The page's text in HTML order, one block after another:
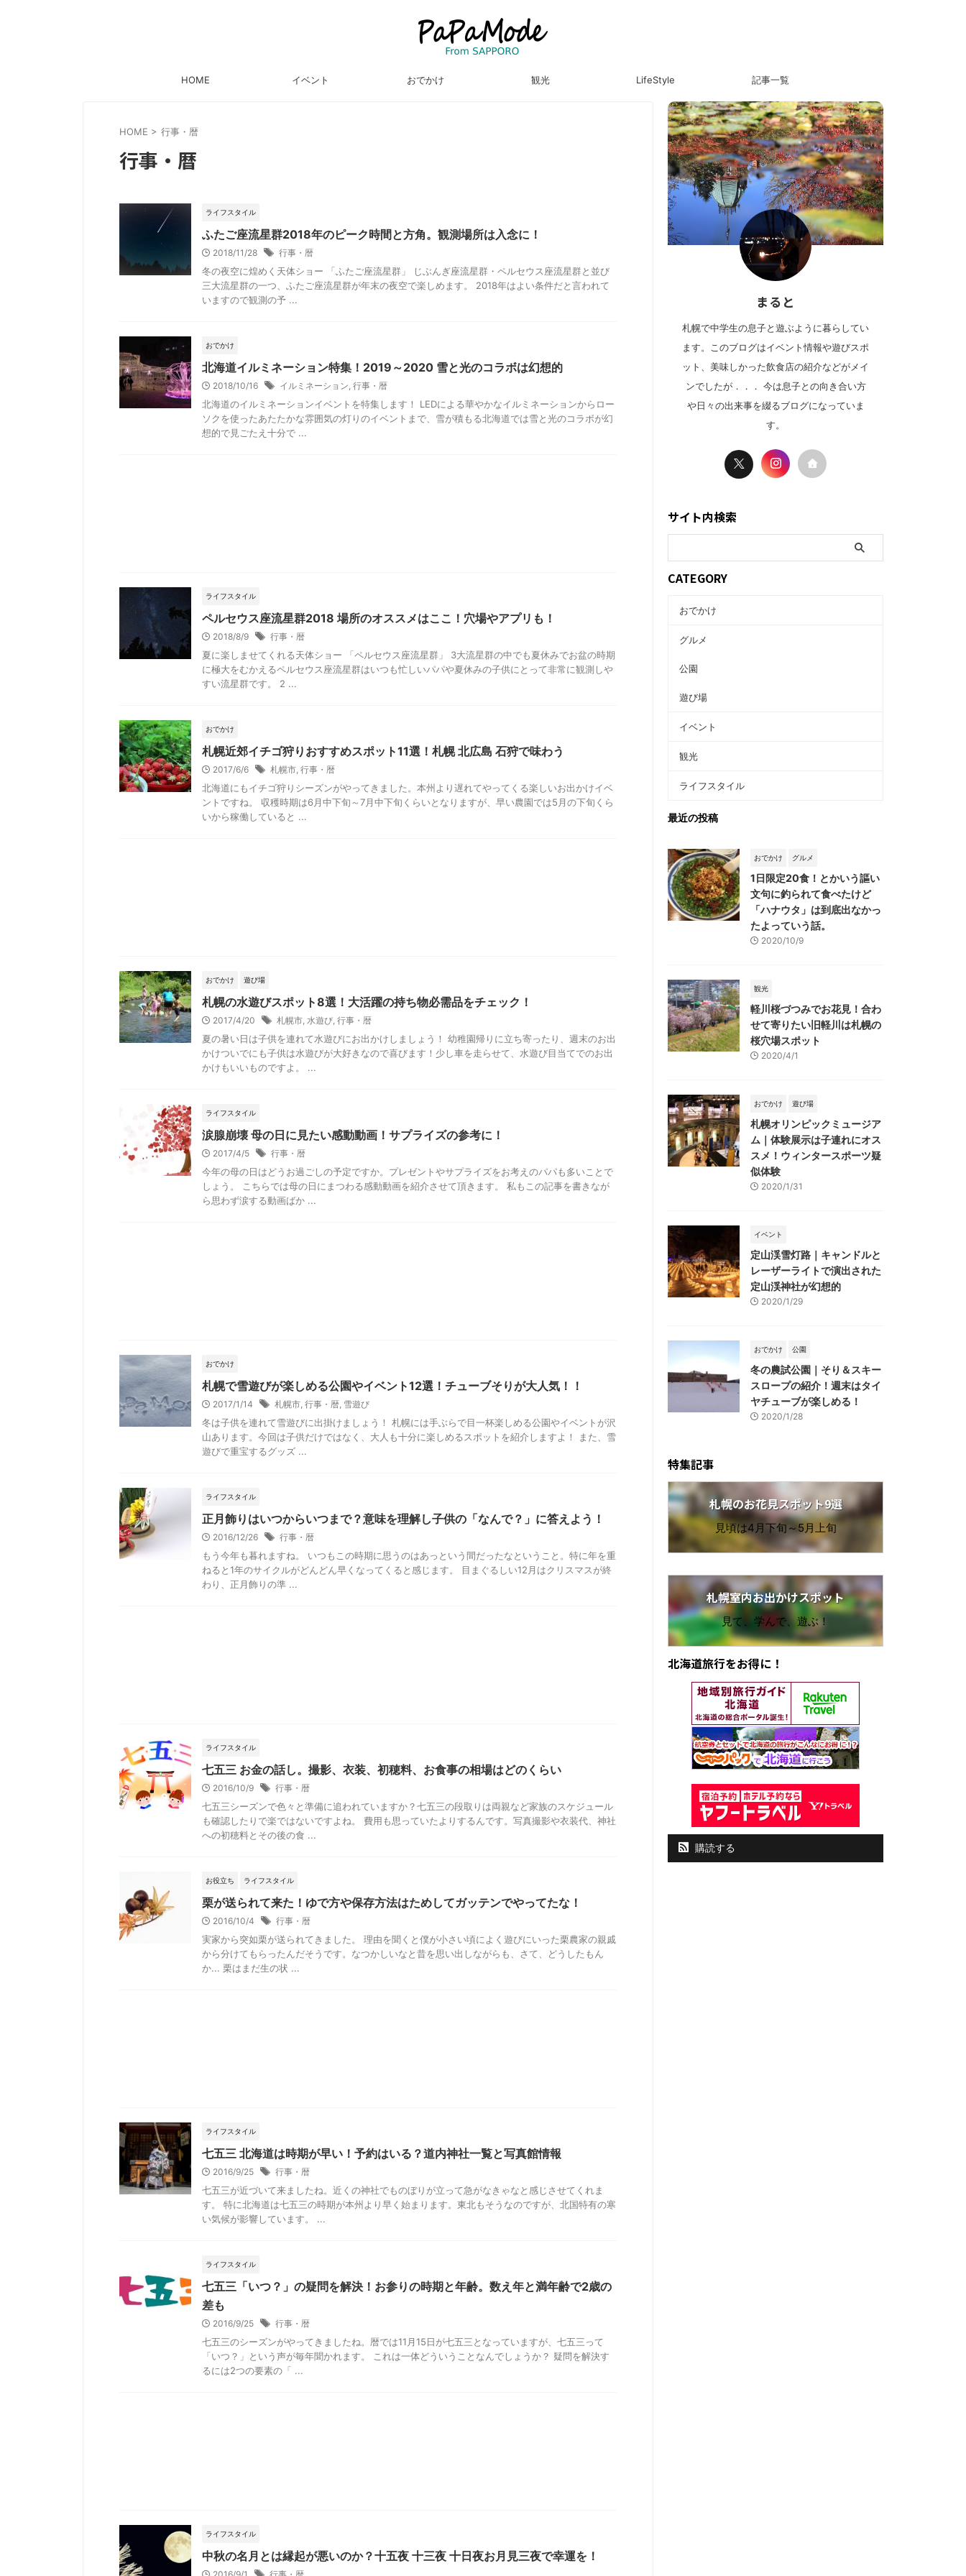
HOME イベント おでかけ 観光 LifeStyle 記事一覧
HOME > 行事・暦
行事・暦
ライフスタイル
ふたご座流星群2018年のピーク時間と方角。観測場所は入念に！
2018/11/28 行事・暦
冬の夜空に煌めく天体ショー 「ふたご座流星群」 じぶんぎ座流星群・ペルセウス座流星群と並び
三大流星群の一つ、ふたご座流星群が年末の夜空で楽しめます。 2018年はよい条件だと言われて
いますので観測の予 ...
おでかけ
北海道イルミネーション特集！2019～2020 雪と光のコラボは幻想的
2018/10/16 イルミネーション, 行事・暦
北海道のイルミネーションイベントを特集します！ LEDによる華やかなイルミネーションからロー
ソクを使ったあたたかな雰囲気の灯りのイベントまで、雪が積もる北海道では雪と光のコラボが幻
想的で見ごたえ十分で ...
ライフスタイル
ペルセウス座流星群2018 場所のオススメはここ！穴場やアプリも！
2018/8/9 行事・暦
夏に楽しませてくれる天体ショー 「ペルセウス座流星群」 3大流星群の中でも夏休みでお盆の時期
に極大をむかえるペルセウス座流星群はいつも忙しいパパや夏休みの子供にとって非常に観測しや
すい流星群です。 2 ...
おでかけ
札幌近郊イチゴ狩りおすすめスポット11選！札幌 北広島 石狩で味わう
2017/6/6 札幌市, 行事・暦
北海道にもイチゴ狩りシーズンがやってきました。本州より遅れてやってくる楽しいお出かけイベ
ントですね。 収穫時期は6月中下旬～7月中下旬くらいとなりますが、早い農園では5月の下旬くら
いから稼働していると ...
おでかけ 遊び場
札幌の水遊びスポット8選！大活躍の持ち物必需品をチェック！
2017/4/20 札幌市, 水遊び, 行事・暦
夏の暑い日は子供を連れて水遊びにお出かけしましょう！ 幼稚園帰りに立ち寄ったり、週末のお出
かけついでにも子供は水遊びが大好きなので喜びます！少し車を走らせて、水遊び目当てでのお出
かけもいいものですよ。 ...
ライフスタイル
涙腺崩壊 母の日に見たい感動動画！サプライズの参考に！
2017/4/5 行事・暦
今年の母の日はどうお過ごしの予定ですか。プレゼントやサプライズをお考えのパパも多いことで
しょう。 こちらでは母の日にまつわる感動動画を紹介させて頂きます。 私もこの記事を書きなが
ら思わず涙する動画ばか ...
おでかけ
札幌で雪遊びが楽しめる公園やイベント12選！チューブそりが大人気！！
2017/1/14 札幌市, 行事・暦, 雪遊び
冬は子供を連れて雪遊びに出掛けましょう！ 札幌には手ぶらで目一杯楽しめる公園やイベントが沢
山あります。今回は子供だけではなく、大人も十分に楽しめるスポットを紹介しますよ！ また、雪
遊びで重宝するグッズ ...
ライフスタイル
正月飾りはいつからいつまで？意味を理解し子供の「なんで？」に答えよう！
2016/12/26 行事・暦
もう今年も暮れますね。 いつもこの時期に思うのはあっという間だったなということ。特に年を重
ねると1年のサイクルがどんどん早くなってくると感じます。 目まぐるしい12月はクリスマスが終
わり、正月飾りの準 ...
ライフスタイル
七五三 お金の話し。撮影、衣装、初穂料、お食事の相場はどのくらい
2016/10/9 行事・暦
七五三シーズンで色々と準備に追われていますか？七五三の段取りは両親など家族のスケジュール
も確認したりで楽ではないですよね。 費用も思っていたよりするんです。写真撮影や衣装代、神社
への初穂料とその後の食 ...
お役立ち ライフスタイル
栗が送られて来た！ゆで方や保存方法はためしてガッテンでやってたな！
2016/10/4 行事・暦
実家から突如栗が送られてきました。 理由を聞くと僕が小さい頃によく遊びにいった栗農家の親戚
から分けてもらったんだそうです。なつかしいなと昔を思い出しながらも、さて、どうしたもん
か... 栗はまだ生の状 ...
ライフスタイル
七五三 北海道は時期が早い！予約はいる？道内神社一覧と写真館情報
2016/9/25 行事・暦
七五三が近づいて来ましたね。近くの神社でものぼりが立って急がなきゃなと感じさせてくれま
す。 特に北海道は七五三の時期が本州より早く始まります。東北もそうなのですが、北国特有の寒
い気候が影響しています。 ...
ライフスタイル
七五三「いつ？」の疑問を解決！お参りの時期と年齢。数え年と満年齢で2歳の
差も
2016/9/25 行事・暦
七五三のシーズンがやってきましたね。暦では11月15日が七五三となっていますが、七五三って
「いつ？」という声が毎年聞かれます。 これは一体どういうことなんでしょうか？ 疑問を解決す
るには2つの要素の「 ...
ライフスタイル
中秋の名月とは縁起が悪いのか？十五夜 十三夜 十日夜お月見三夜で幸運を！
まると
札幌で中学生の息子と遊ぶように暮らしてい
ます。このブログはイベント情報や遊びスポ
ット、美味しかった飲食店の紹介などがメイ
ンでしたが．．． 今は息子との向き合い方
や日々の出来事を綴るブログになっていま
す。
サイト内検索
CATEGORY
おでかけ
グルメ
公園
遊び場
イベント
観光
ライフスタイル
最近の投稿
おでかけ グルメ
1日限定20食！とかいう謳い
文句に釣られて食べたけど
「ハナウタ」は到底出なかっ
たよっていう話。
2020/10/9
観光
軽川桜づつみでお花見！合わ
せて寄りたい旧軽川は札幌の
桜穴場スポット
2020/4/1
おでかけ 遊び場
札幌オリンピックミュージア
ム｜体験展示は子連れにオス
スメ！ウィンタースポーツ疑
似体験
2020/1/31
イベント
定山渓雪灯路｜キャンドルと
レーザーライトで演出された
定山渓神社が幻想的
2020/1/29
おでかけ 公園
冬の農試公園｜そり＆スキー
スロープの紹介！週末はタイ
ヤチューブが楽しめる！
2020/1/28
特集記事
札幌のお花見スポット9選
見頃は4月下旬～5月上旬
札幌室内お出かけスポット
見て、学んで、遊ぶ！
北海道旅行をお得に！
購読する